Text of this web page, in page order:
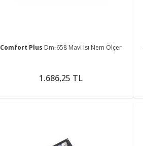
Comfort Plus Dm-658 Mavi Isı Nem Ölçer
1.686,25 TL